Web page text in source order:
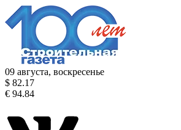
09 августа, воскресенье
$ 82.17
€ 94.84